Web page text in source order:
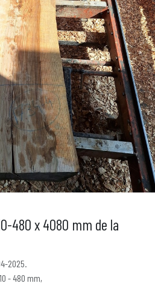
480 x 4080 mm de la
2025.
- 480 mm,